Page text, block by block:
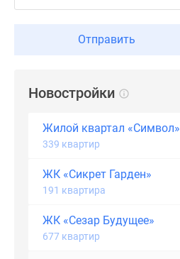
Отправить
Новостройки
Жилой квартал «Символ»
339 квартир
ЖК «Сикрет Гарден»
191 квартира
ЖК «Сезар Будущее»
677 квартир